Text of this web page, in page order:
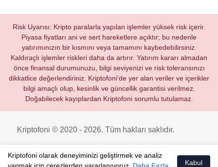
Risk Uyarısı: Kripto paralarla yapılan işlemler yüksek risk içerir.
Piyasa fiyatları ani ve sert hareketlere açıktır; bu nedenle
yatırımınızın bir kısmını veya tamamını kaybedebilirsiniz.
Kaldıraçlı işlemler riskleri daha da artırır. Yatırım kararı almadan
önce finansal durumunuzu, bilgi seviyenizi ve risk toleransınızı
dikkatlice değerlendiriniz. Kriptofoni’de yer alan veriler ve içerikler
bilgi amaçlı olup, kesinlik ve güncellik garantisi verilmez.
Doğabilecek kayıplardan Kriptofoni sorumlu tutulamaz.
Kriptofoni © 2020 - 2026. Tüm hakları saklıdır.
Kriptofoni olarak deneyiminizi geliştirmek ve analiz
Kabul